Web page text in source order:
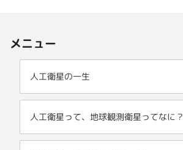
メニュー
人工衛星の一生
人工衛星って、地球観測衛星ってなに？